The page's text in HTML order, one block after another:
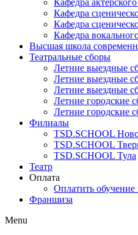
Кафедра
Кафедра
Кафедра
Кафедра
Высшая школа
Театральные сборы
Летние выездные
Летние выездные
Летние выездные
Летние городские
Летние городские
Филиалы
TSD.SCHOOL
TSD.SCHOOL
TSD.SCHOOL Тула
Театр
Оплата
Оплатить
Франшиза
Menu